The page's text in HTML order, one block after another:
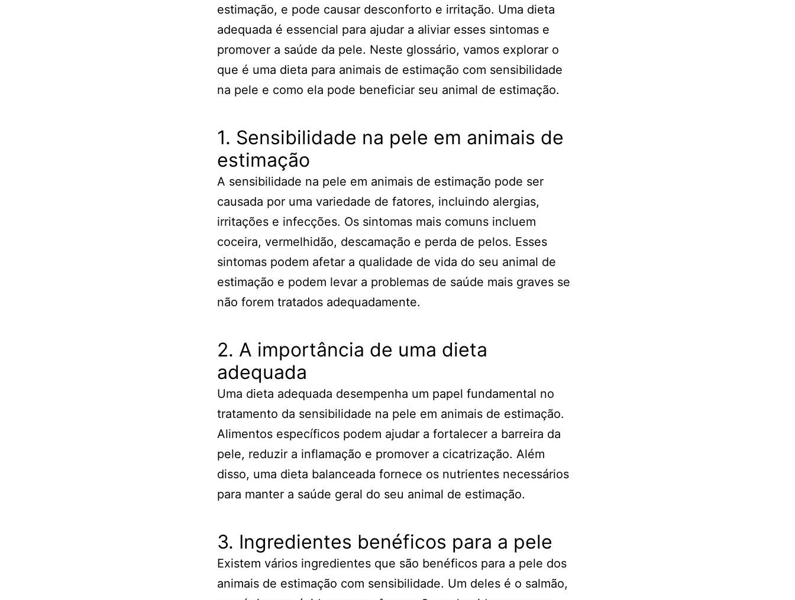
estimação, e pode causar desconforto e irritação. Uma dieta
adequada é essencial para ajudar a aliviar esses sintomas e
promover a saúde da pele. Neste glossário, vamos explorar o
que é uma dieta para animais de estimação com sensibilidade
na pele e como ela pode beneficiar seu animal de estimação.
1. Sensibilidade na pele em animais de
estimação
A sensibilidade na pele em animais de estimação pode ser
causada por uma variedade de fatores, incluindo alergias,
irritações e infecções. Os sintomas mais comuns incluem
coceira, vermelhidão, descamação e perda de pelos. Esses
sintomas podem afetar a qualidade de vida do seu animal de
estimação e podem levar a problemas de saúde mais graves se
não forem tratados adequadamente.
2. A importância de uma dieta
adequada
Uma dieta adequada desempenha um papel fundamental no
tratamento da sensibilidade na pele em animais de estimação.
Alimentos específicos podem ajudar a fortalecer a barreira da
pele, reduzir a inflamação e promover a cicatrização. Além
disso, uma dieta balanceada fornece os nutrientes necessários
para manter a saúde geral do seu animal de estimação.
3. Ingredientes benéficos para a pele
Existem vários ingredientes que são benéficos para a pele dos
animais de estimação com sensibilidade. Um deles é o salmão,